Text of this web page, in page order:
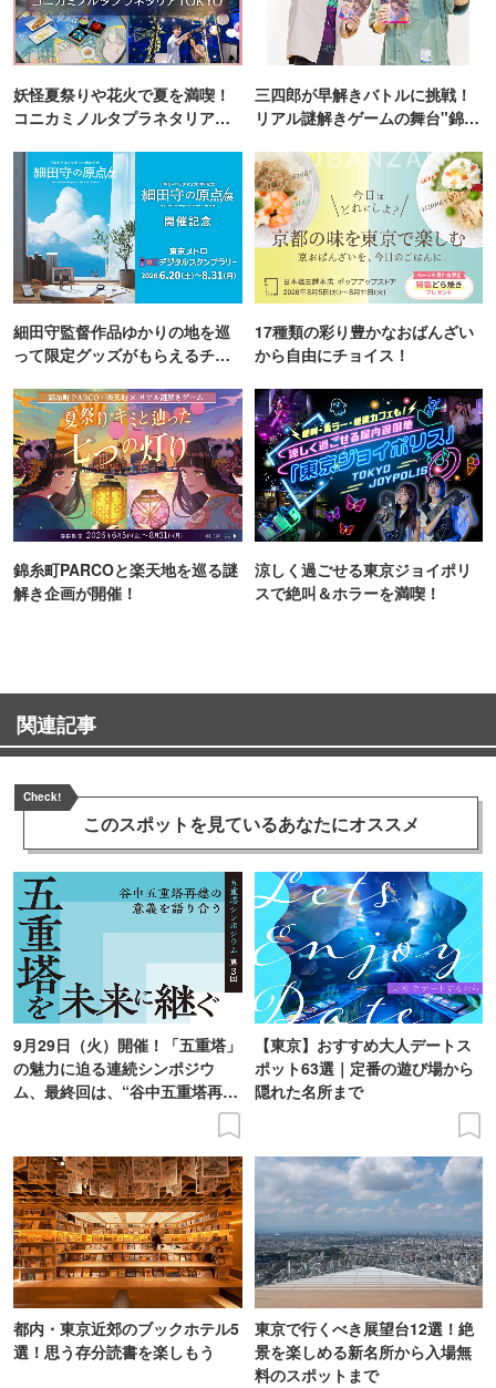
妖怪夏祭りや花火で夏を満喫！
コニカミノルタプラネタリア
三四郎が早解きバトルに挑戦！
リアル謎解きゲームの舞台"錦糸
細田守監督作品ゆかりの地を巡
って限定グッズがもらえるチャ
17種類の彩り豊かなおばんざい
から自由にチョイス！
錦糸町PARCOと楽天地を巡る謎
解き企画が開催！
涼しく過ごせる東京ジョイポリ
スで絶叫＆ホラーを満喫！
関連記事
Check!
このスポットを見ているあなたにオススメ
9月29日（火）開催！「五重塔」
の魅力に迫る連続シンポジウ
ム、最終回は、“谷中五重塔再建
【東京】おすすめ大人デートス
ポット63選｜定番の遊び場から
隠れた名所まで
都内・東京近郊のブックホテル5
選！思う存分読書を楽しもう
東京で行くべき展望台12選！絶
景を楽しめる新名所から入場無
料のスポットまで